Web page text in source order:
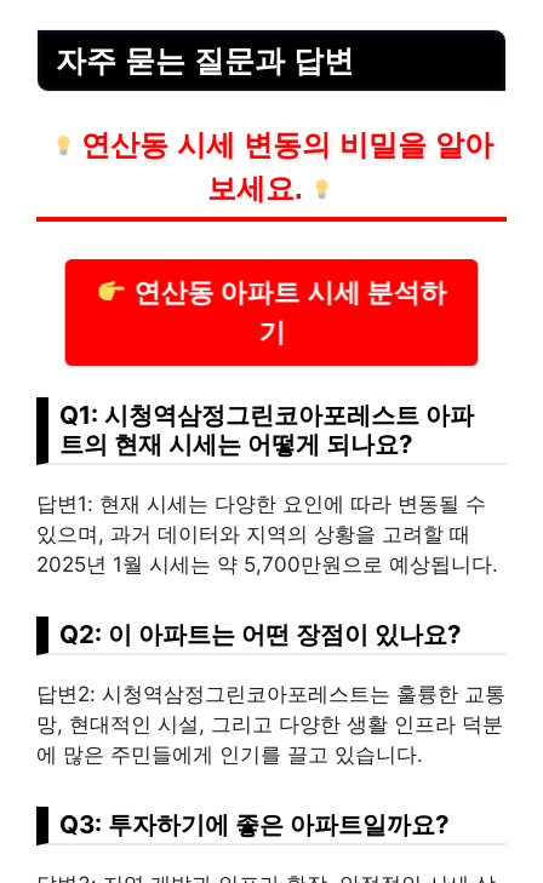
자주 묻는 질문과 답변
연산동 시세 변동의 비밀을 알아
보세요.
연산동 아파트 시세 분석하
기
Q1: 시청역삼정그린코아포레스트 아파
트의 현재 시세는 어떻게 되나요?
답변1: 현재 시세는 다양한 요인에 따라 변동될 수
있으며, 과거 데이터와 지역의 상황을 고려할 때
2025년 1월 시세는 약 5,700만원으로 예상됩니다.
Q2: 이 아파트는 어떤 장점이 있나요?
답변2: 시청역삼정그린코아포레스트는 훌륭한 교통
망, 현대적인 시설, 그리고 다양한 생활 인프라 덕분
에 많은 주민들에게 인기를 끌고 있습니다.
Q3: 투자하기에 좋은 아파트일까요?